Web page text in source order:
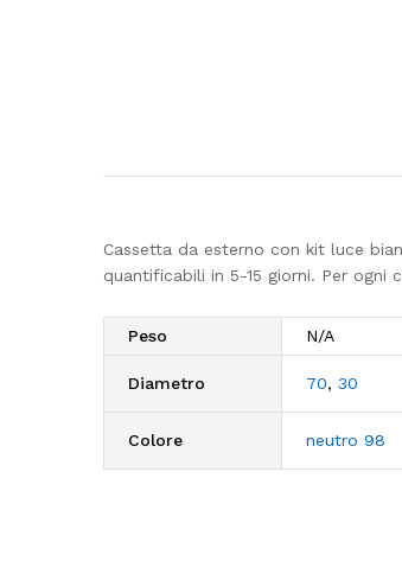
Cassetta da esterno con kit luce
quantificabili in 5-15 giorni. Per
Peso N/A
Diametro 70, 30
Colore neutro 98